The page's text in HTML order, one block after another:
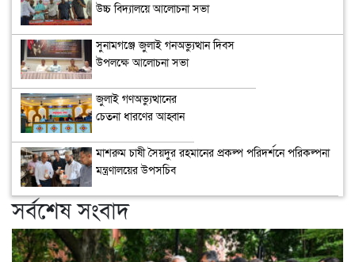
উচ্চ বিদ্যালয়ে আলোচনা সভা
সুনামগঞ্জে জুলাই গনঅভ্যুত্থান দিবস
উপলক্ষে আলোচনা সভা
জুলাই গণঅভ্যুত্থানের
চেতনা ধারণের আহ্বান
মাশরুম চাষী সৈয়দুর রহমানের প্রকল্প পরিদর্শনে পরিকল্পনা
মন্ত্রণালয়ের উপসচিব
সর্বশেষ সংবাদ